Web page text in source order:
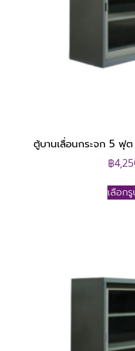
ตู้บานเลื่อนกระจก 5 ฟุ
฿
เลือก